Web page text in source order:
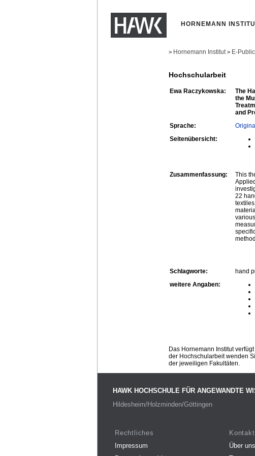
HORNEMANN
> Hornemann Institut > E-
Hochschularbeit
Ewa Raczykowska:
The
the
and
Sprache:
Seitenübersicht:
Zusammenfassung:
This
22
Schlagworte:
hand
weitere Angaben:
Das Hornemann Institut
der Hochschularbeit wenden
der jeweiligen Fakultäten.
HAWK HOCHSCHULE FÜR ANGEWANDTE
Hildesheim/Holzminden/Göttingen
Rechtliches
Impressum
Kontakt
Über uns